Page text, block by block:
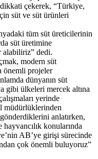
dikkati çekerek, “Türkiye,
süt ve süt ürünleri
tüm süt üreticilerinin
süt üretimine
alabiliriz” dedi.
modern süt
önemli projeler
dünyanın süt
gibi ülkeleri mercek altına
yerinde
müdürlüklerinden
anlatırken,
konularında
AB’ye girişi sürecinde
çok önemli buluyoruz”